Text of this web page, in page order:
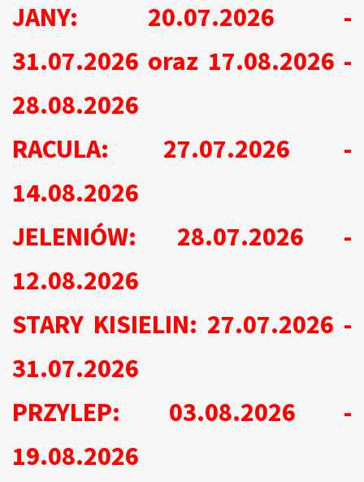
JANY: 20.07.2026 -
31.07.2026 oraz 17.08.2026 -
28.08.2026
RACULA: 27.07.2026 -
14.08.2026
JELENIÓW: 28.07.2026 -
12.08.2026
STARY KISIELIN: 27.07.2026 -
31.07.2026
PRZYLEP: 03.08.2026 -
19.08.2026